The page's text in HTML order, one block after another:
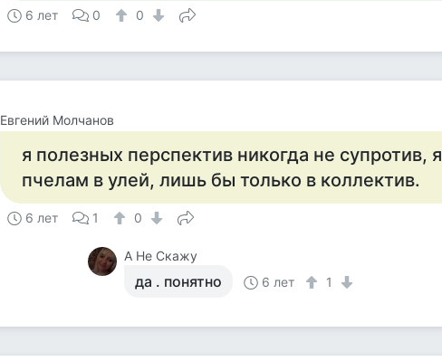
6 лет 0 0
Евгений Молчанов
я полезных перспектив никогда не супротив, я
пчелам в улей, лишь бы только в коллектив.
6 лет 1 0
А Не Скажу
да . понятно 6 лет 1